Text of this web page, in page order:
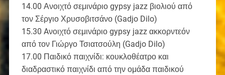
14.00 Ανοιχτό σεμινάριο gypsy jazz βιολιού από
τον Σέργιο Χρυσοβιτσάνο (Gadjo Dilo)
15.30 Aνοιχτό σεμινάριο gypsy jazz ακκορντεόν
από τον Γιώργο Τσιατσούλη (Gadjo Dilo)
17.00 Παιδικό παιχνίδι: κουκλοθέατρο και
διαδραστικό παιχνίδι από την ομάδα παιδικού